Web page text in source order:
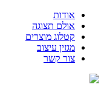
אודות
אולם תצוגה
קטלוג מוצרים
מגזין עיצוב
צור קשר